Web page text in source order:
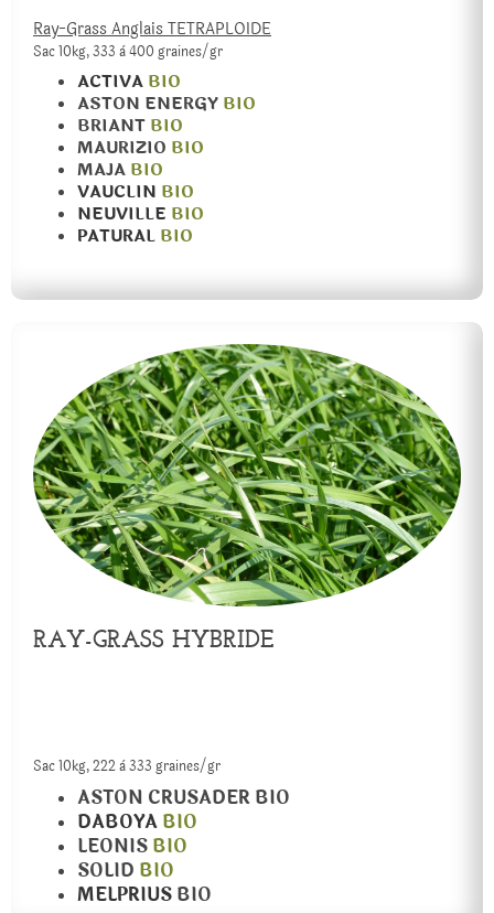
Ray-Grass Anglais TETRAPLOIDE
Sac 10kg, 333 à 400 graines/gr
ACTIVA BIO
ASTON ENERGY BIO
BRIANT BIO
MAURIZIO BIO
MAJA BIO
VAUCLIN BIO
NEUVILLE BIO
PATURAL BIO
RAY-GRASS HYBRIDE
Sac 10kg, 222 à 333 graines/gr
ASTON CRUSADER BIO
DABOYA BIO
LEONIS BIO
SOLID BIO
MELPRIUS BIO